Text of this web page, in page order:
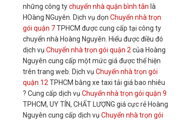
những công tychuyển nhà quận bình tân là
HOàng NGuyên. Dịch vụ dọnChuyển nhà trọn
gói quận 7TPHCM được cung cấp tại công ty
chuyển nhà Hoàng Nguyên. Hiểu được điều đó
dịch vụChuyển nhà trọn gói quận 2 của Hoàng
Nguyên cung cấp một mức giá được thể hiện
trên trang web. Dịch vụChuyển nhà trọn gói
quận 12 TPHCM bằng xe taxi tải giá bao nhiêu
? Cung cấp dịch vụChuyển nhà trọn gói quận 9
TPHCM, UY TÍN, CHẤT LƯỢNG giá cực rẻ Hoàng
Nguyên cung cấp dịch vụChuyển nhà trọn gói